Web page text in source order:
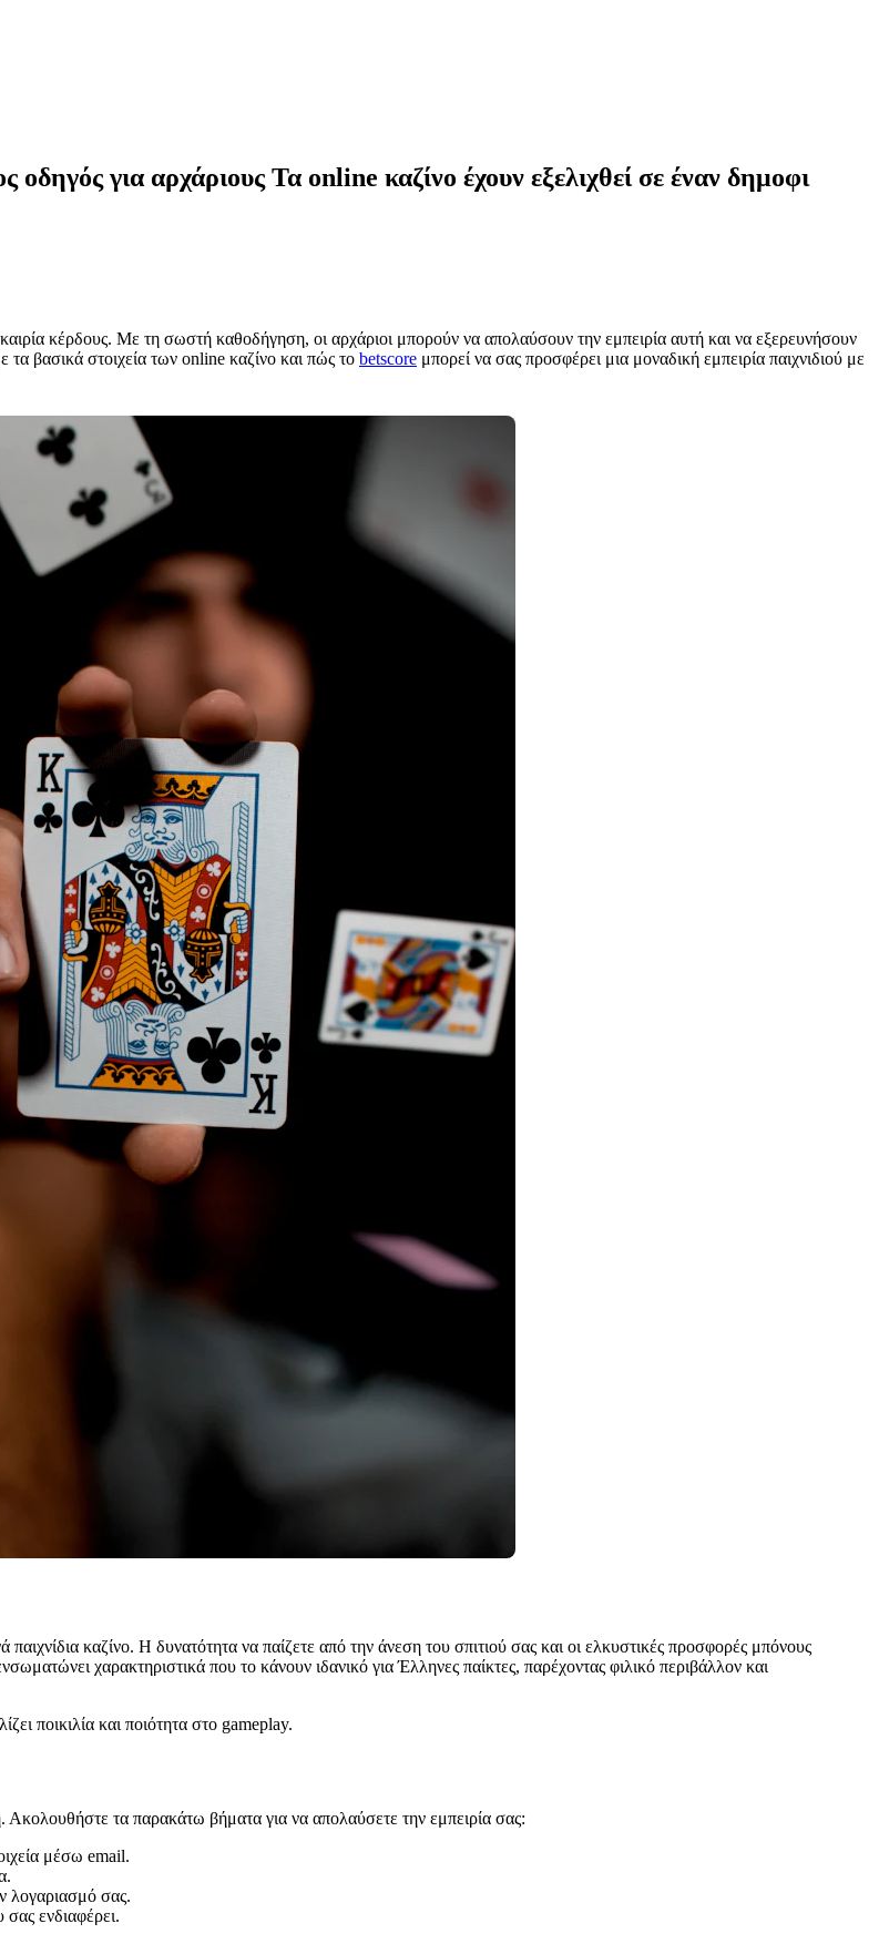
για αρχάριους Τα online καζίνο έχουν εξελιχθεί σε έναν δημοφι
κέρδους. Με τη σωστή καθοδήγηση, οι αρχάριοι μπορούν να απολαύσουν την εμπειρία αυτή και να εξερευνήσουν
βασικά στοιχεία των online καζίνο και πώς το betscore μπορεί να σας προσφέρει μια μοναδική εμπειρία παιχνιδιού με
καζίνο. Η δυνατότητα να παίζετε από την άνεση του σπιτιού σας και οι ελκυστικές προσφορές μπόνους
χαρακτηριστικά που το κάνουν ιδανικό για Έλληνες παίκτες, παρέχοντας φιλικό περιβάλλον και
ποικιλία και ποιότητα στο gameplay.
Ακολουθήστε τα παρακάτω βήματα για να απολαύσετε την εμπειρία σας:
μέσω email.
λογαριασμό σας.
σας ενδιαφέρει.